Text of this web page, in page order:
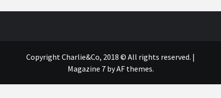
Copyright Charlie&Co, 2018 © All rights reserved. |
Magazine 7by AF themes.